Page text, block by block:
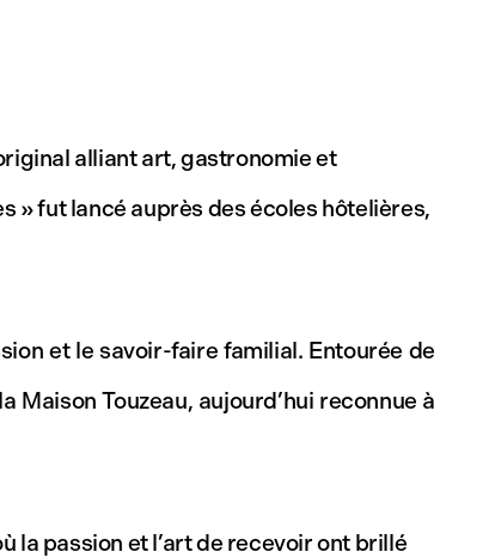
alliant art, gastronomie et
» fut lancé auprès des écoles hôtelières,
et le savoir-faire familial. Entourée de
Touzeau, aujourd’hui reconnue à
la passion et l’art de recevoir ont brillé